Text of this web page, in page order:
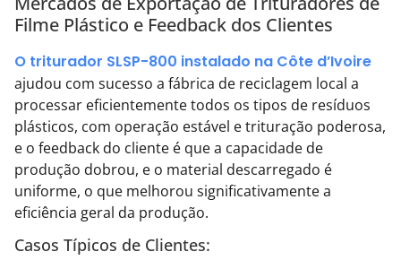
Filme Plástico e Feedback dos Clientes
O triturador SLSP-800 instalado na Côte d’Ivoire
ajudou com sucesso a fábrica de reciclagem local a
processar eficientemente todos os tipos de resíduos
plásticos, com operação estável e trituração poderosa,
e o feedback do cliente é que a capacidade de
produção dobrou, e o material descarregado é
uniforme, o que melhorou significativamente a
eficiência geral da produção.
Casos Típicos de Clientes: